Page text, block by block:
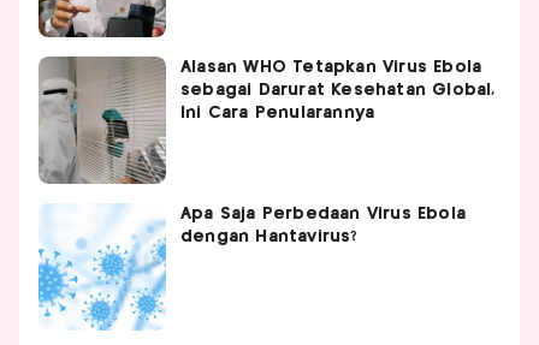
Alasan WHO Tetapkan Virus Ebola
sebagai Darurat Kesehatan Global,
Ini Cara Penularannya
Apa Saja Perbedaan Virus Ebola
dengan Hantavirus?